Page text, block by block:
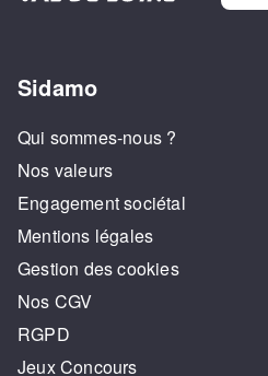
Sidamo
Qui sommes-nous ?
Nos valeurs
Engagement sociétal
Mentions légales
Gestion des cookies
Nos CGV
RGPD
Jeux Concours